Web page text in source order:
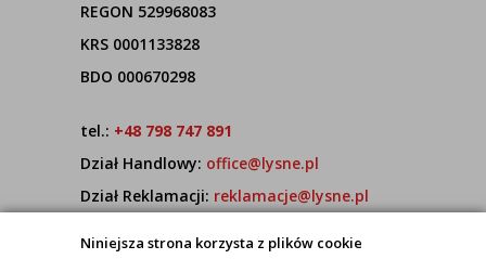
Niniejsza strona korzysta z plików cookie
REGON 529968083
KRS 0001133828
BDO 000670298
tel.: +48 798 747 891
Dział Handlowy: office@lysne.pl
Dział Reklamacji: reklamacje@lysne.pl